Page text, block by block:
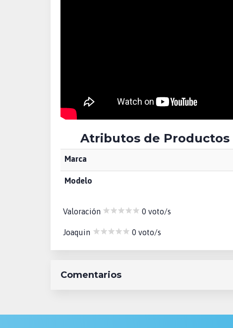
Atributos de Productos
Marca
Modelo
Valoración 0 voto/s
Joaquin 0 voto/s
Comentarios